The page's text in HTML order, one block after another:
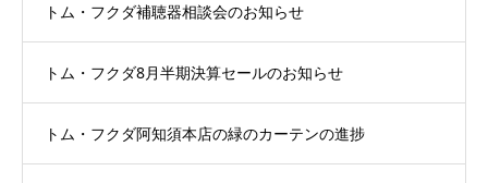
トム・フクダ補聴器相談会のお知らせ
トム・フクダ8月半期決算セールのお知らせ
トム・フクダ阿知須本店の緑のカーテンの進捗